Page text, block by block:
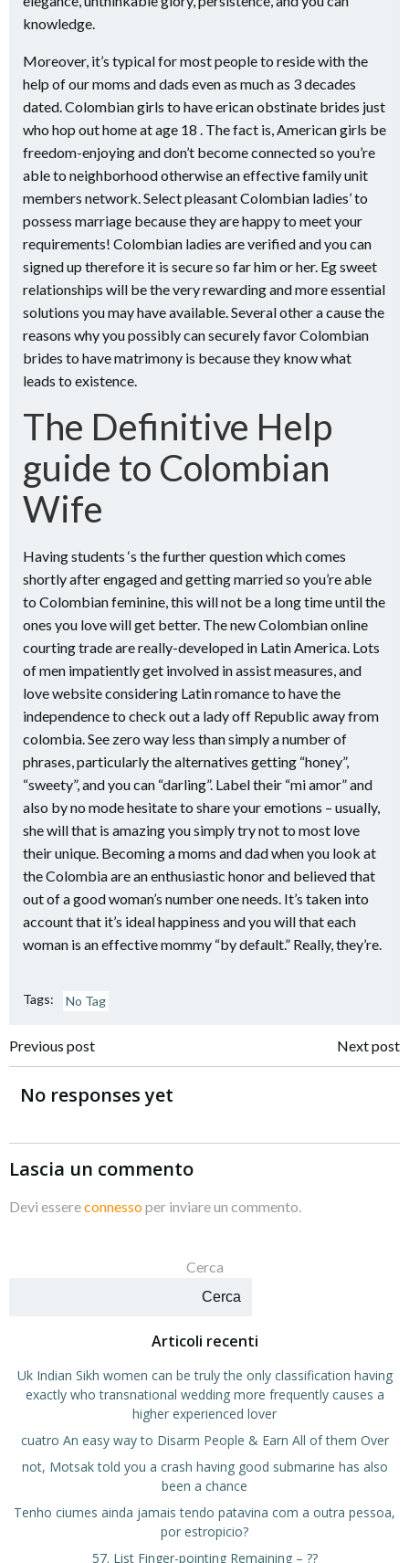
knowledge.
Moreover, it’s typical for most people to reside with the
help of our moms and dads even as much as 3 decades
dated. Colombian girls to have erican obstinate brides just
who hop out home at age 18 . The fact is, American girls be
freedom-enjoying and don’t become connected so you’re
able to neighborhood otherwise an effective family unit
members network. Select pleasant Colombian ladies’ to
possess marriage because they are happy to meet your
requirements! Colombian ladies are verified and you can
signed up therefore it is secure so far him or her. Eg sweet
relationships will be the very rewarding and more essential
solutions you may have available. Several other a cause the
reasons why you possibly can securely favor Colombian
brides to have matrimony is because they know what
leads to existence.
The Definitive Help
guide to Colombian
Wife
Having students ‘s the further question which comes
shortly after engaged and getting married so you’re able
to Colombian feminine, this will not be a long time until the
ones you love will get better. The new Colombian online
courting trade are really-developed in Latin America. Lots
of men impatiently get involved in assist measures, and
love website considering Latin romance to have the
independence to check out a lady off Republic away from
colombia. See zero way less than simply a number of
phrases, particularly the alternatives getting “honey”,
“sweety”, and you can “darling”. Label their “mi amor” and
also by no mode hesitate to share your emotions – usually,
she will that is amazing you simply try not to most love
their unique. Becoming a moms and dad when you look at
the Colombia are an enthusiastic honor and believed that
out of a good woman’s number one needs. It’s taken into
account that it’s ideal happiness and you will that each
woman is an effective mommy “by default.” Really, they’re.
Tags: No Tag
Navigazione
articoli
Previous post
Navigazione
Next post
No responses yet
Lascia un commento
Devi essereconnessoper inviare un commento.
Cerca
Cerca
Articoli recenti
Uk Indian Sikh women can be truly the only classification having
exactly who transnational wedding more frequently causes a
higher experienced lover
cuatro An easy way to Disarm People & Earn All of them Over
not, Motsak told you a crash having good submarine has also
been a chance
Tenho ciumes ainda jamais tendo patavina com a outra pessoa,
por estropicio?
57. List Finger-pointing Remaining – ??